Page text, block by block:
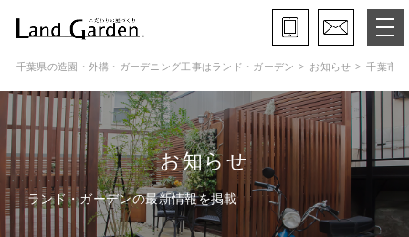
ランド・ガーデンとは
モデルガーデン
施工事例
保証と約束・ご理解いただきたい事
千葉県の造園・外構・ガーデニング工事はランド・ガーデン お知らせ 千葉市
お知らせ
ランド・ガーデンの最新情報を掲載